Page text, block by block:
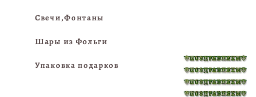
Свечи,Фонтаны
Шары из Фольги
Упаковка подарков